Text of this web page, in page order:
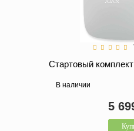
Стартовый
В наличии
5